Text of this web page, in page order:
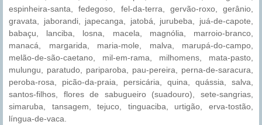
espinheira-santa, fedegoso, fel-da-terra, gervão-roxo, gerânio,
gravata, jaborandi, japecanga, jatobá, jurubeba, juá-de-capote,
babaçu, lanciba, losna, macela, magnólia, marroio-branco,
manacá, margarida, maria-mole, malva, marupá-do-campo,
melão-de-são-caetano, mil-em-rama, milhomens, mata-pasto,
mulungu, paratudo, pariparoba, pau-pereira, perna-de-saracura,
peroba-rosa, picão-da-praia, persicária, quina, quássia, salva,
santos-filhos, flores de sabugueiro (suadouro), sete-sangrias,
simaruba, tansagem, tejuco, tinguaciba, urtigão, erva-tostão,
língua-de-vaca.